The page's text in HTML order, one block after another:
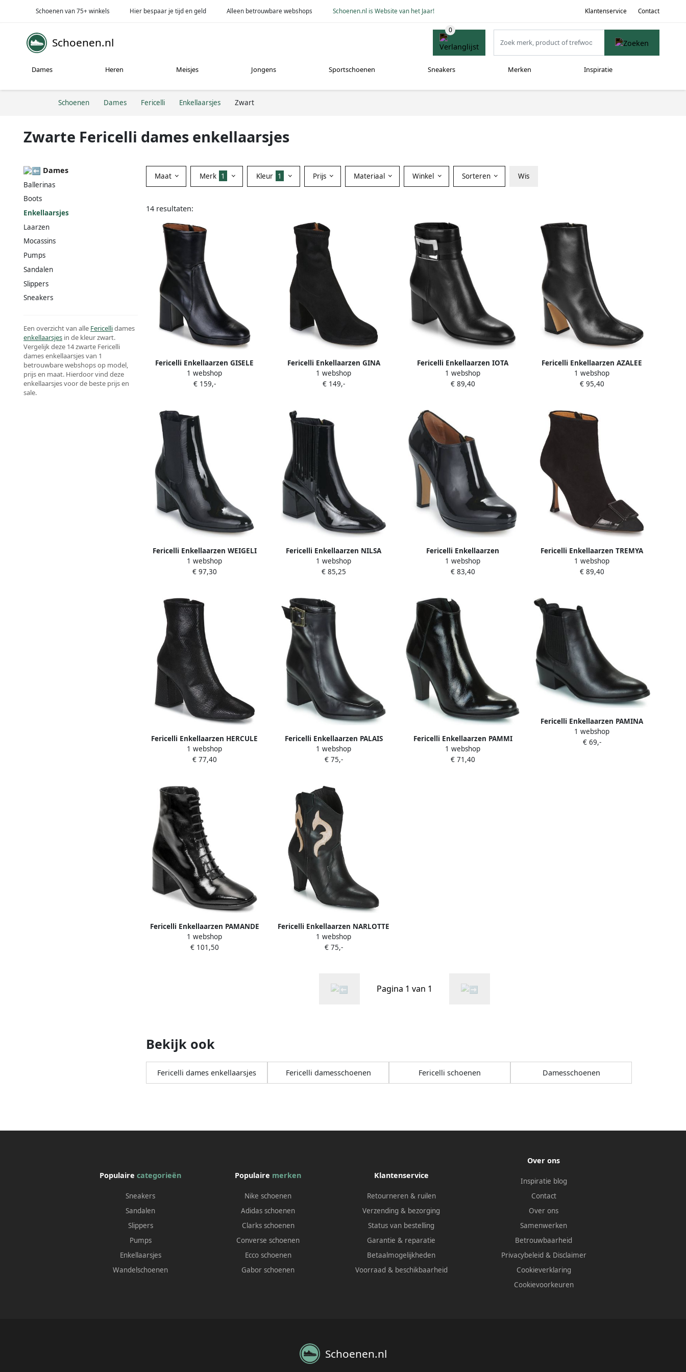
Schoenen van 75+ winkels Hier bespaar je tijd en geld Alleen betrouwbare webshops Schoenen.nl is Website van het Jaar! Klantenservice Contact
Schoenen.nl
Dames Heren Meisjes Jongens Sportschoenen Sneakers Merken Inspiratie
Schoenen Dames Fericelli Enkellaarsjes Zwart
Zwarte Fericelli dames enkellaarsjes
Dames
Ballerinas
Boots
Enkellaarsjes
Laarzen
Mocassins
Pumps
Sandalen
Slippers
Sneakers
Een overzicht van alle Fericellidames
enkellaarsjes in de kleur zwart.
Vergelijk deze 14 zwarte Fericelli
dames enkellaarsjes van 1
betrouwbare webshops op model,
prijs en maat. Hierdoor vind deze
enkellaarsjes voor de beste prijs en
sale.
Maat Merk 1 Kleur 1 Prijs Materiaal Winkel Sorteren Wis
14 resultaten:
Fericelli Enkellaarzen GISELE
1 webshop
€ 159,-
Fericelli Enkellaarzen GINA
1 webshop
€ 149,-
Fericelli Enkellaarzen IOTA
1 webshop
€ 89,40
Fericelli Enkellaarzen AZALEE
1 webshop
€ 95,40
Fericelli Enkellaarzen WEIGELI
1 webshop
€ 97,30
Fericelli Enkellaarzen NILSA
1 webshop
€ 85,25
Fericelli Enkellaarzen
NOMBRETTA
1 webshop
€ 83,40
Fericelli Enkellaarzen TREMYA
1 webshop
€ 89,40
Fericelli Enkellaarzen HERCULE
1 webshop
€ 77,40
Fericelli Enkellaarzen PALAIS
1 webshop
€ 75,-
Fericelli Enkellaarzen PAMMI
1 webshop
€ 71,40
Fericelli Enkellaarzen PAMINA
1 webshop
€ 69,-
Fericelli Enkellaarzen PAMANDE
1 webshop
€ 101,50
Fericelli Enkellaarzen NARLOTTE
1 webshop
€ 75,-
Pagina 1 van 1
Bekijk ook
Fericelli dames enkellaarsjes Fericelli damesschoenen Fericelli schoenen Damesschoenen
Populairecategorieën
Sneakers
Sandalen
Slippers
Pumps
Enkellaarsjes
Wandelschoenen
Populaire merken
Nike schoenen
Adidas schoenen
Clarks schoenen
Converse schoenen
Ecco schoenen
Gabor schoenen
Klantenservice
Retourneren & ruilen
Verzending & bezorging
Status van bestelling
Garantie & reparatie
Betaalmogelijkheden
Voorraad & beschikbaarheid
Over ons
Inspiratie blog
Contact
Over ons
Samenwerken
Betrouwbaarheid
Privacybeleid & Disclaimer
Cookieverklaring
Cookievoorkeuren
Schoenen.nl